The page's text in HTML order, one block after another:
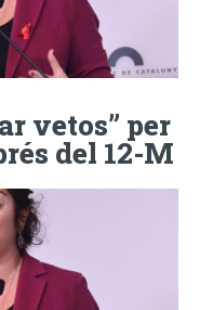
vetos” per
del 12-M